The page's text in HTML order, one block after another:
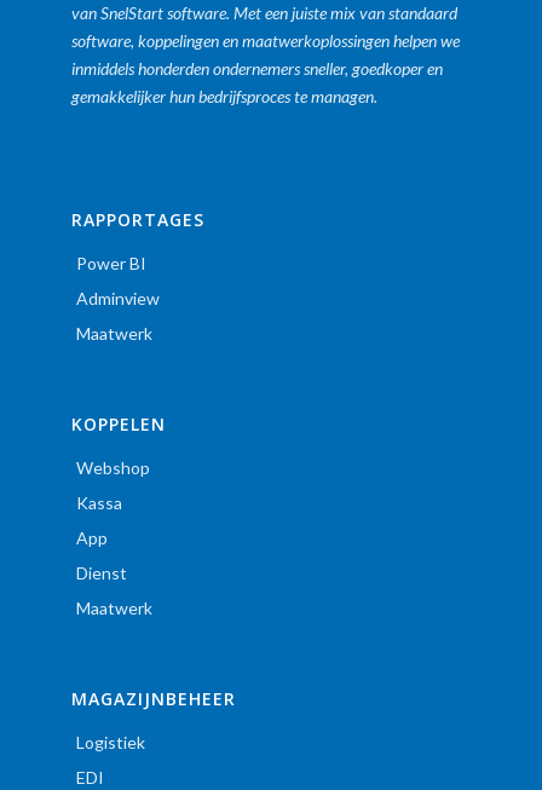
van SnelStart software. Met een juiste mix van standaard
software, koppelingen en maatwerkoplossingen helpen we
inmiddels honderden ondernemers sneller, goedkoper en
gemakkelijker hun bedrijfsproces te managen.
RAPPORTAGES
Power BI
Adminview
Maatwerk
KOPPELEN
Webshop
Kassa
App
Dienst
Maatwerk
MAGAZIJNBEHEER
Logistiek
EDI